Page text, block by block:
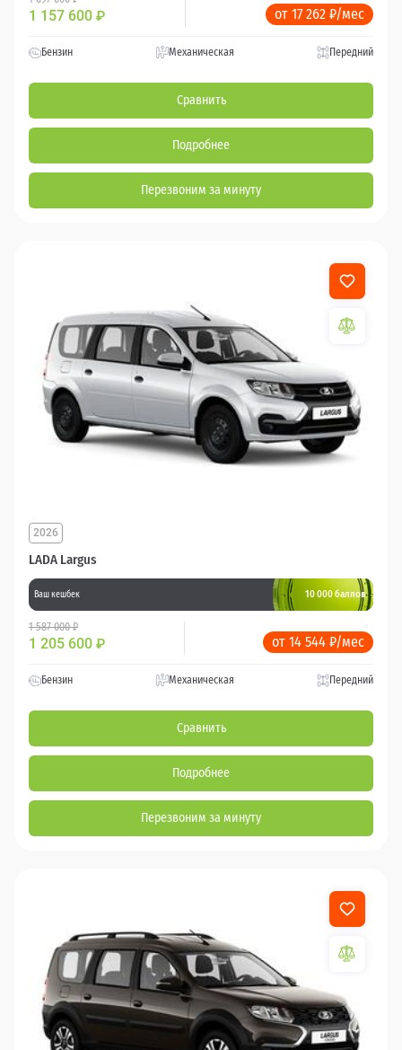
1 157 600 ₽ от 17 262 ₽/мес
Бензин Механическая Передний
Сравнить
Подробнее
Перезвоним за минуту
LADA Largus
2026
Ваш кешбек 10 000 баллов
1 587 000 ₽
1 205 600 ₽ от 14 544 ₽/мес
Бензин Механическая Передний
Сравнить
Подробнее
Перезвоним за минуту